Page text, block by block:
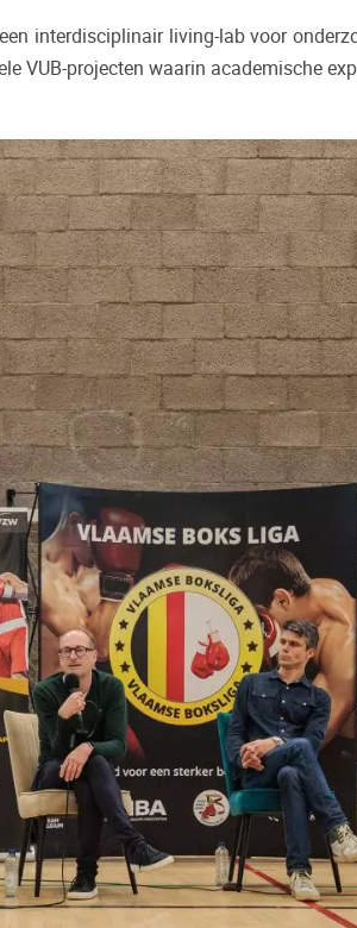
interdisciplinair living-lab voor
VUB-projecten waarin academische